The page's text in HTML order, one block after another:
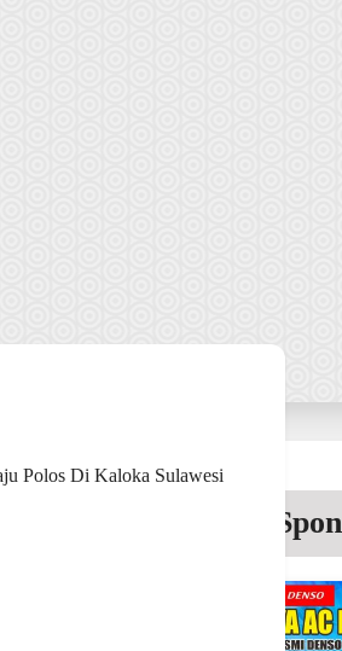
Polos Di Kaloka Sulawesi